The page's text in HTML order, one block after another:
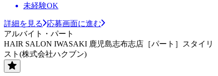
未経験OK
詳細を見る
応募画面に進む
アルバイト・パート
HAIR SALON IWASAKI 鹿児島志布志店［パート］スタイリ
スト(株式会社ハクブン)